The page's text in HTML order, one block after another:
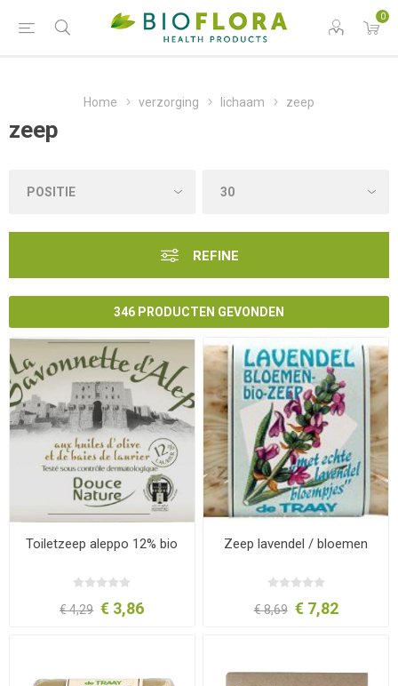
0
Home verzorging lichaam zeep
zeep
REFINE
346 PRODUCTEN GEVONDEN
Toiletzeep aleppo 12% bio
€ 4,29 € 3,86
Zeep lavendel / bloemen
€ 8,69 € 7,82